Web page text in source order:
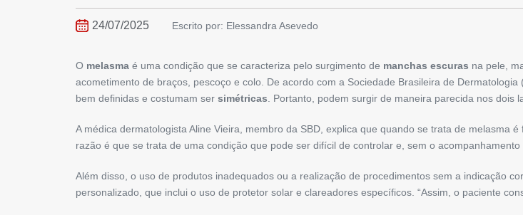
24/07/2025 Escrito por: Elessandra Asevedo
O melasmaé uma condição que se caracteriza pelo surgimento de manchas escuras na pele,
acometimento de braços, pescoço e colo. De acordo com a Sociedade Brasileira de Dermatologia
bem definidas e costumam ser simétricas. Portanto, podem surgir de maneira parecida nos dois
A médica dermatologista Aline Vieira, membro da SBD, explica que quando se trata de melasma
razão é que se trata de uma condição que pode ser difícil de controlar e, sem o
Além disso, o uso de produtos inadequados ou a realização de procedimentos sem a indicação
personalizado, que inclui o uso de protetor solar e clareadores específicos. “Assim, o paciente